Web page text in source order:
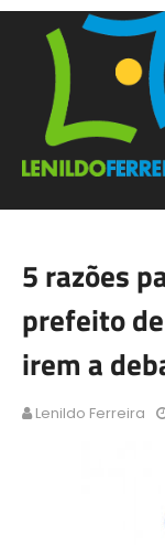
5 razões
prefeito
irem a
Lenildo Ferreira